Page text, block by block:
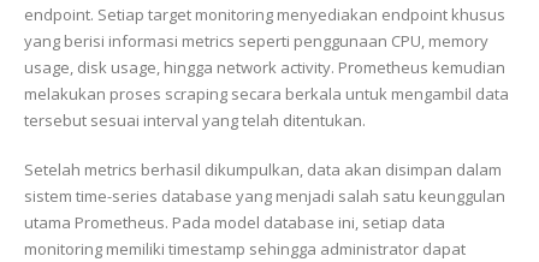
endpoint. Setiap target monitoring menyediakan endpoint khusus
yang berisi informasi metrics seperti penggunaan CPU, memory
usage, disk usage, hingga network activity. Prometheus kemudian
melakukan proses scraping secara berkala untuk mengambil data
tersebut sesuai interval yang telah ditentukan.
Setelah metrics berhasil dikumpulkan, data akan disimpan dalam
sistem time-series database yang menjadi salah satu keunggulan
utama Prometheus. Pada model database ini, setiap data
monitoring memiliki timestamp sehingga administrator dapat